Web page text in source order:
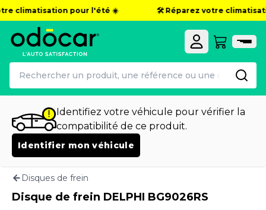
climatisation pour l'été ☀️ 🛠️ Réparez votre
Identifiez votre véhicule pour vérifier la
compatibilité de ce produit.
Identifier mon véhicule
Disques de frein
Disque de frein DELPHI BG9026RS